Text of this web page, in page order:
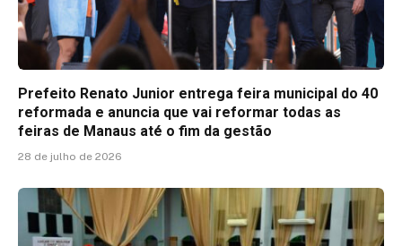
Prefeito Renato Junior entrega feira municipal do 40
reformada e anuncia que vai reformar todas as
feiras de Manaus até o fim da gestão
28 de julho de 2026